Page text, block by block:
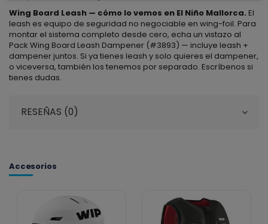
Wing Board Leash — cómo lo vemos en El Niño Mallorca. El
leash es equipo de seguridad no negociable en wing-foil. Para
montar el sistema completo desde cero, echa un vistazo al
Pack Wing Board Leash Dampener (#3893) — incluye leash +
dampener juntos. Si ya tienes leash y solo quieres el dampener,
o viceversa, también los tenemos por separado. Escríbenos si
tienes dudas.
RESEÑAS (0)
Accesorios